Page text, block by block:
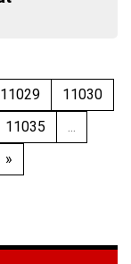
11029
11030
11035
...
»